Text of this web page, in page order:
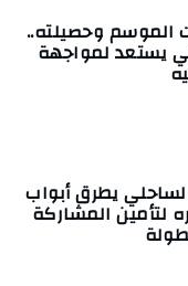
الموسم وحصيلته..
يستعد لمواجهة
يطرق أبواب
لتأمين المشاركة